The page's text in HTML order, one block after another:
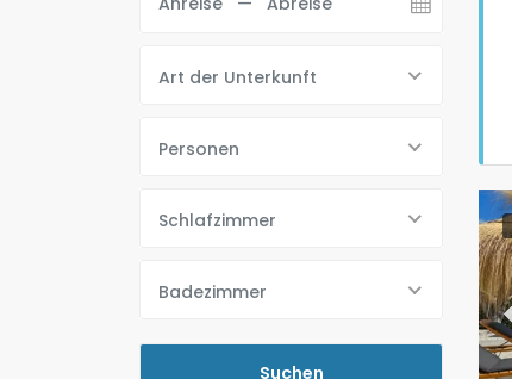
Art der Unterkunft
Personen
Schlafzimmer
Badezimmer